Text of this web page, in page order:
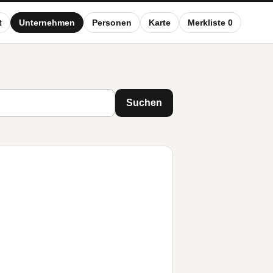
Unternehmen Personen Karte Merkliste 0
Suchen